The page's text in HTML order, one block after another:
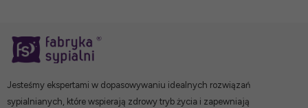
Jesteśmy ekspertami w dopasowywaniu idealnych rozwiązań
sypialnianych, które wspierają zdrowy tryb życia i zapewniają